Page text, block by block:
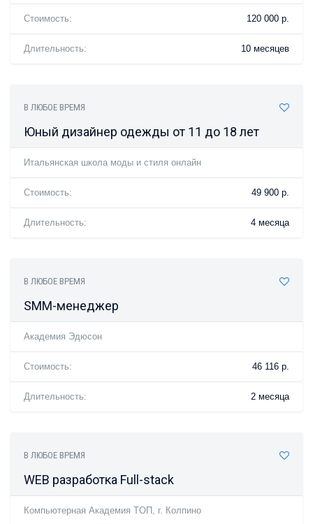
Стоимость: 120 000 р.
Длительность: 10 месяцев
В ЛЮБОЕ ВРЕМЯ
Юный дизайнер одежды от 11 до 18 лет
Итальянская школа моды и стиля онлайн
Стоимость: 49 900 р.
Длительность: 4 месяца
В ЛЮБОЕ ВРЕМЯ
SMM-менеджер
Академия Эдюсон
Стоимость: 46 116 р.
Длительность: 2 месяца
В ЛЮБОЕ ВРЕМЯ
WEB разработка Full-stack
Компьютерная Академия TOП, г. Колпино